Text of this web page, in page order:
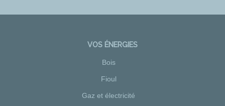
VOS ÉNERGIES
Bois
Fioul
Gaz et électricité